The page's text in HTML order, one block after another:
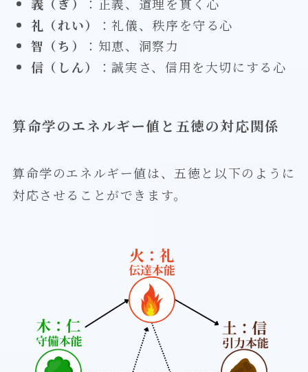
義（ぎ）
：正義、道理を貫く心
礼（れい）
：礼儀、秩序を守る心
智（ち）
：知恵、洞察力
信（しん）
：誠実さ、信用を大切にする心
算命学のエネルギー値と五徳の対応関係
算命学のエネルギー値は、五徳と以下のように
対応させることができます。